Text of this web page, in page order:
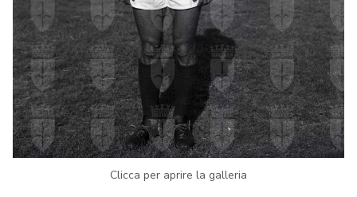
Clicca per aprire la galleria